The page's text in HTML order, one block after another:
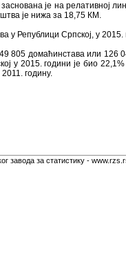
је на релативној
је нижа за 18,75 КМ.
у Републици Српској, у
домаћинстава или 126
у 2015. години је био
годину.
завода за статистику -